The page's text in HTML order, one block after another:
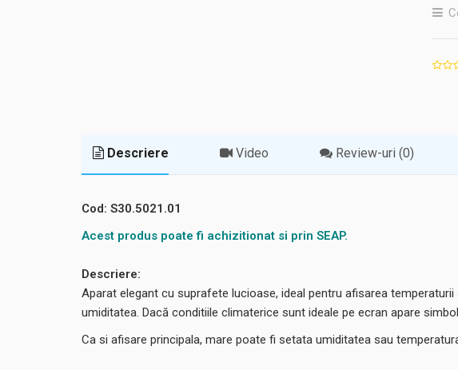
Descriere Video Review-uri (0)
Cod: S30.5021.01
Acest produs poate fi achizitionat si prin SEAP.
Descriere:
Aparat elegant cu suprafete lucioase, ideal pentru afisarea
umiditatea. Dacă conditiile climaterice sunt ideale pe ecran apare
Ca si afisare principala, mare poate fi setata umiditatea sau